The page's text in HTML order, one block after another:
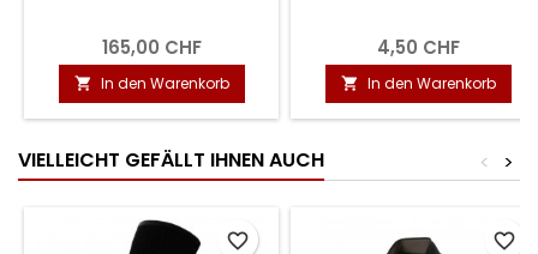
165,00 CHF
 In den Warenkorb
4,50 CHF
 In den Warenkorb
VIELLEICHT GEFÄLLT IHNEN AUCH >
<
favorite_border favorite_border